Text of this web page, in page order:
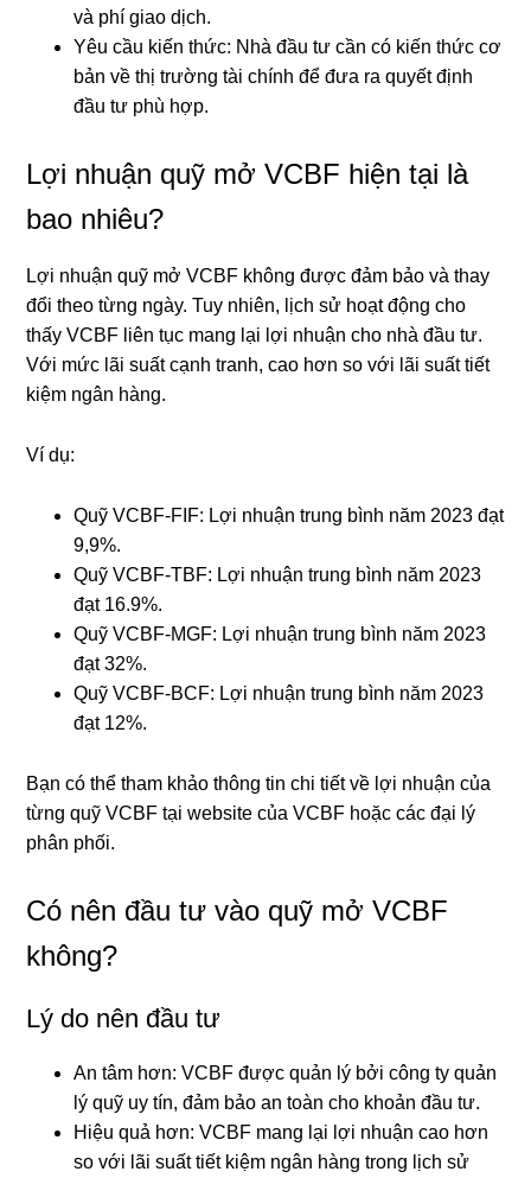
và phí giao dịch.
Yêu cầu kiến thức: Nhà đầu tư cần có kiến thức cơ
bản về thị trường tài chính để đưa ra quyết định
đầu tư phù hợp.
Lợi nhuận quỹ mở VCBF hiện tại là
bao nhiêu?
Lợi nhuận quỹ mở VCBF không được đảm bảo và thay
đổi theo từng ngày. Tuy nhiên, lịch sử hoạt động cho
thấy VCBF liên tục mang lại lợi nhuận cho nhà đầu tư.
Với mức lãi suất cạnh tranh, cao hơn so với lãi suất tiết
kiệm ngân hàng.
Ví dụ:
Quỹ VCBF-FIF: Lợi nhuận trung bình năm 2023 đạt
9,9%.
Quỹ VCBF-TBF: Lợi nhuận trung bình năm 2023
đạt 16.9%.
Quỹ VCBF-MGF: Lợi nhuận trung bình năm 2023
đạt 32%.
Quỹ VCBF-BCF: Lợi nhuận trung bình năm 2023
đạt 12%.
Bạn có thể tham khảo thông tin chi tiết về lợi nhuận của
từng quỹ VCBF tại website của VCBF hoặc các đại lý
phân phối.
Có nên đầu tư vào quỹ mở VCBF
không?
Lý do nên đầu tư
An tâm hơn: VCBF được quản lý bởi công ty quản
lý quỹ uy tín, đảm bảo an toàn cho khoản đầu tư.
Hiệu quả hơn: VCBF mang lại lợi nhuận cao hơn
so với lãi suất tiết kiệm ngân hàng trong lịch sử